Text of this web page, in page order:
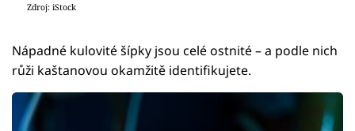
Zdroj: iStock
Nápadné kulovité šípky jsou celé ostnité – a podle nich
růži kaštanovou okamžitě identifikujete.